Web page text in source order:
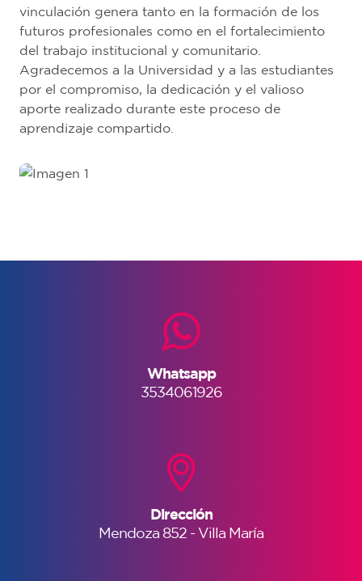
vinculación genera tanto en la formación de los
futuros profesionales como en el fortalecimiento
del trabajo institucional y comunitario.
Agradecemos a la Universidad y a las estudiantes
por el compromiso, la dedicación y el valioso
aporte realizado durante este proceso de
aprendizaje compartido.
Whatsapp
3534061926
Dirección
Mendoza 852 - Villa María